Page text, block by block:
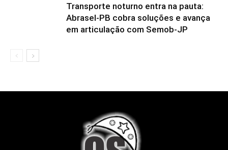
Transporte noturno entra na pauta:
Abrasel-PB cobra soluções e avança
em articulação com Semob-JP